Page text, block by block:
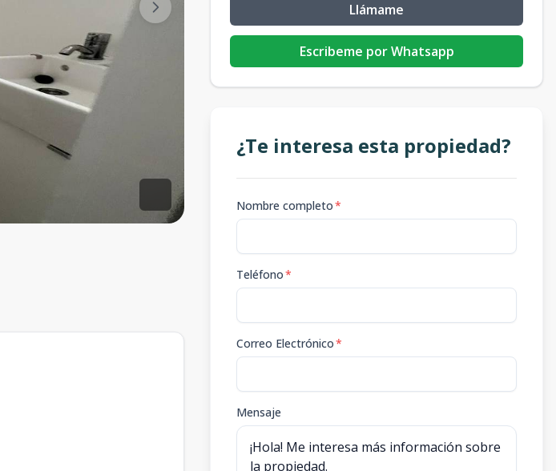
Llámame
Escribeme por Whatsapp
¿Te interesa esta propiedad?
Nombre completo*
Teléfono*
Correo Electrónico*
Mensaje